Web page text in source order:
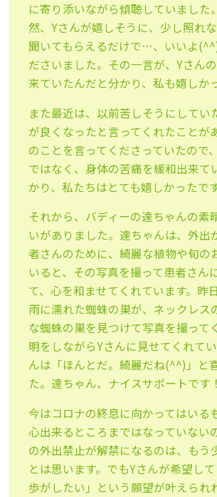
に寄り添いながら傾聴していました
然、Yさんが嬉しそうに、少し照れ
聞いてもらえるだけで…、いいよ
ださいました。その一言が、Yさん
来ていたんだと分かり、私も嬉しか
また最近は、以前苦しそうにしてい
が良くなったと言ってくれたことが
のことを言ってくださっていたので
ではなく、身体の苦痛を緩和出来て
かり、私たちはとても嬉しかったで
それから、バディーの達ちゃんの素
いがありました。達ちゃんは、外出
者さんのために、綺麗な植物や旬の
いると、その写真を撮って患者さん
て、心を和ませてくれています。昨
雨に濡れた蜘蛛の巣が、ネックレス
な蜘蛛の巣を見つけて写真を撮って
明をしながらYさんに見せてくれて
んは「ほんとだ。綺麗だね(^^)」と
た。達ちゃん、ナイスサポートです！
今はコロナの終息に向かってはいる
心出来るところまではなっていない
の外出禁止が解禁になるのは、もう
とは思います。でもYさんが希望し
歩がしたい」という願望が叶えられ